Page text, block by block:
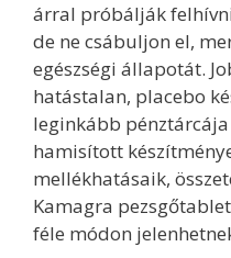
árral próbálják
de ne csábuljon el,
egészségi állapotát.
hatástalan, placebo
leginkább
hamisított
mellékhatásaik,
Kamagra
féle módon